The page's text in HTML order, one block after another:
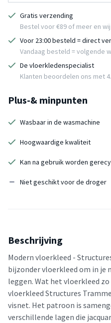
Gratis verzending
Bestel voor €89 of meer en
Voor 23:00 besteld = direct
Vandaag besteld = volgende
De vloerkledenspecialist
Klanten beoordelen ons met 4.4
Plus-& minpunten
Wasbaar in de wasmachine
Hoogwaardige kwaliteit
Kan na gebruik worden
Niet geschikt voor de droger
Beschrijving
Modern vloerkleed -
bijzonder vloerkleed om in je
leggen. Wat het vloerkleed
vloerkleed Structures
visnet. Het patroon is
verschillende lagen die